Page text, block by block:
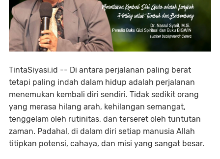
TintaSiyasi.id -- Di antara perjalanan paling berat
tetapi paling indah dalam hidup adalah perjalanan
menemukan kembali diri sendiri. Tidak sedikit orang
yang merasa hilang arah, kehilangan semangat,
tenggelam oleh rutinitas, dan terseret oleh tuntutan
zaman. Padahal, di dalam diri setiap manusia Allah
titipkan potensi, cahaya, dan misi yang sangat besar.